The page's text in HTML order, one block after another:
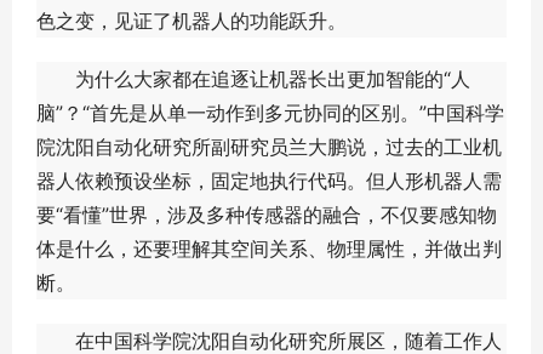
色之变，见证了机器人的功能跃升。
为什么大家都在追逐让机器长出更加智能的“人
脑”？“首先是从单一动作到多元协同的区别。”中国科学
院沈阳自动化研究所副研究员兰大鹏说，过去的工业机
器人依赖预设坐标，固定地执行代码。但人形机器人需
要“看懂”世界，涉及多种传感器的融合，不仅要感知物
体是什么，还要理解其空间关系、物理属性，并做出判
断。
在中国科学院沈阳自动化研究所展区，随着工作人